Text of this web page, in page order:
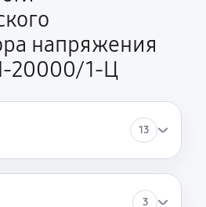
напряжения
20000/1-Ц
13
3